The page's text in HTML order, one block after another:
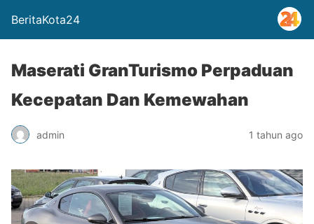
BeritaKota24
Maserati GranTurismo Perpaduan
Kecepatan Dan Kemewahan
admin 1 tahun ago